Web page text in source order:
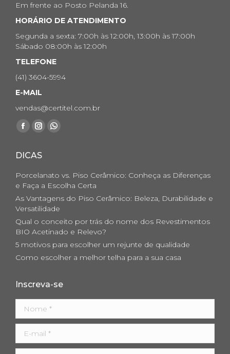
Em frente ao Posto Pelanda 16.
HORÁRIO DE ATENDIMENTO
Segunda a sexta: 7:00h às 12:00h, 13:00h às 17:00h
Sábado 08:00h às 12:00h
TELEFONE
(41) 3604-5994
E-MAIL
vendas@certitel.com.br
Encontre-nos em:
Facebook
opens
new
window
Instagram
opens
in
new
window
Whatsapp
new
window
DICAS
Porcelanato vs. Piso Cerâmico: Conheça as Diferenças
e Faça a Escolha Certa
As Vantagens do Piso Cerâmico: Beleza, Durabilidade e
Versatilidade
Qual o conceito por trás do nome dos Revestimentos
BIO Acetinado e Relevo?
5 motivos para escolher um rejunte de qualidade
Como escolher a melhor telha para a sua casa
Inscreva-se